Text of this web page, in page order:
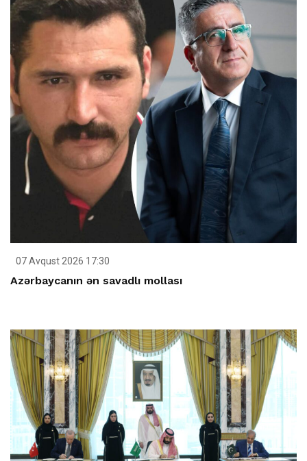
07 Avqust 2026 17:30
Azərbaycanın ən savadlı mollası